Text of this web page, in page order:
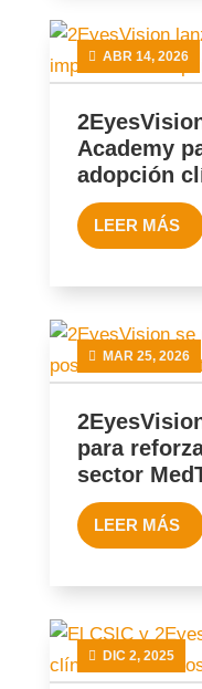
ABR 14, 2026
Academy
adopción
LEER MÁS
MAR 25, 2026
para
sector
LEER MÁS
DIC 2, 2025